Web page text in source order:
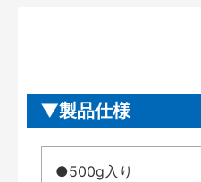
製品仕様
●500g入り